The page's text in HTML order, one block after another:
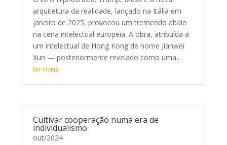
arquitetura da realidade, lançado na Itália em
janeiro de 2025, provocou um tremendo abalo
na cena intelectual europeia. A obra, atribuída a
um intelectual de Hong Kong de nome Jianwei
Xun — posteriormente revelado como uma...
ler mais
Cultivar cooperação numa era de
individualismo
out/2024